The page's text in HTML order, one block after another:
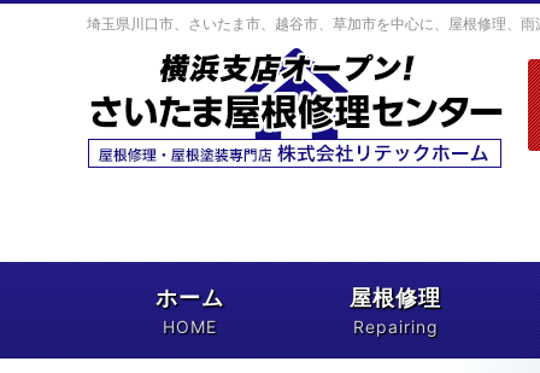
埼玉県川口市、さいたま市、越谷市、草加市を中心に、屋根修理、
ホーム
HOME
屋根修理
Repairing
屋根修理が初めての方へ
屋根無料点検について